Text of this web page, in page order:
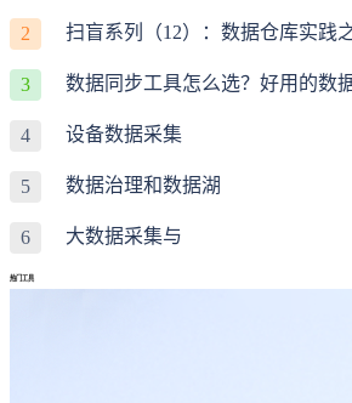
2 扫盲系列（12）：数据仓库实践
3 数据同步工具怎么选？好用的数
4 设备数据采集
5 数据治理和数据湖
6 大数据采集与
热门工具